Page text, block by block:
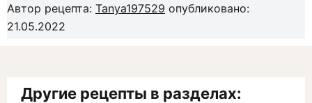
Автор рецепта: Tanya197529 опубликовано:
21.05.2022
Другие рецепты в разделах: